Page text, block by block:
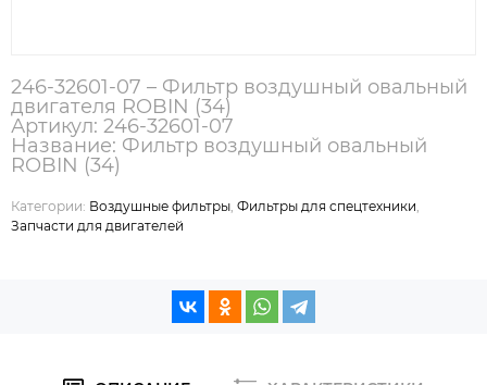
246-32601-07 – Фильтр воздушный овальный
двигателя ROBIN (34)
Артикул: 246-32601-07
Название: Фильтр воздушный овальный
ROBIN (34)
Категории: Воздушные фильтры Фильтры для спецтехники
Запчасти для двигателей